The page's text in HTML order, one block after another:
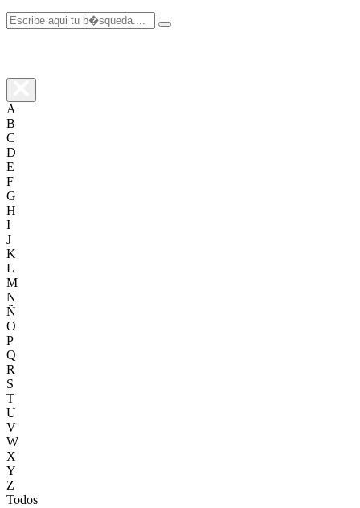
A
B
C
D
E
F
G
H
I
J
K
L
M
N
Ñ
O
P
Q
R
S
T
U
V
W
X
Y
Z
Todos